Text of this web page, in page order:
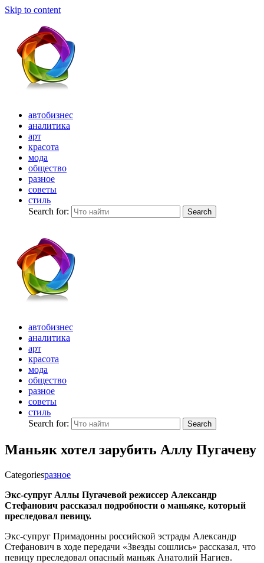
Skip to content
автобизнес
аналитика
арт
красота
мода
общество
разное
советы
стиль
Search for:
Search
автобизнес
аналитика
арт
красота
мода
общество
разное
советы
стиль
Search for:
Search
Маньяк хотел зарубить Аллу Пугачеву
Categoriesразное
Экс-супруг Аллы Пугачевой режиссер Александр
Стефанович рассказал подробности о маньяке, который
преследовал певицу.
Экс-супруг Примадонны российской эстрады Александр
Стефанович в ходе передачи «Звезды сошлись» рассказал, что
певицу преследовал опасный маньяк Анатолий Нагиев.